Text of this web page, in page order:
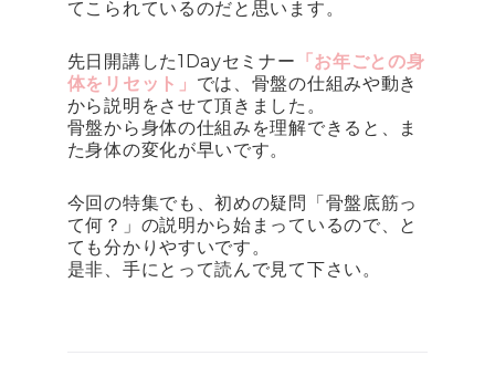
てこられているのだと思います。
先日開講した1Dayセミナー 「お年ごとの身
体をリセット」 では、骨盤の仕組みや動き
から説明をさせて頂きました。
骨盤から身体の仕組みを理解できると、ま
た身体の変化が早いです。
今回の特集でも、初めの疑問「骨盤底筋っ
て何？」の説明から始まっているので、と
ても分かりやすいです。
是非、手にとって読んで見て下さい。